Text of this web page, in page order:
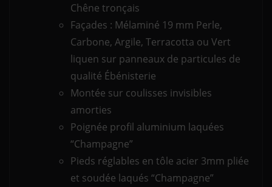
Chêne tronçais
Façades : Mélaminé 19 mm Perle,
Carbone, Argile, Terracotta ou Vert
liquen sur panneaux de particules de
qualité Ébénisterie
Montée sur coulisses invisibles
amorties
Poignée profil aluminium laquées
“Champagne”
Pieds réglables en tôle acier 3mm pliée
et soudée laqués “Champagne”